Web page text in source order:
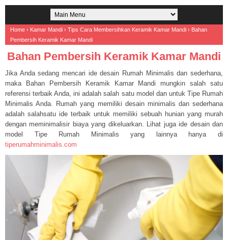
Home › Kamar Mandi › Tips Cara Membersihkan Keramik Kamar Mandi › Bahan
Pembersih Keramik Kamar Mandi
Bahan Pembersih Keramik Kamar Mandi
Jika Anda sedang mencari ide desain Rumah Minimalis dan sederhana,
maka Bahan Pembersih Keramik Kamar Mandi mungkin salah satu
referensi terbaik Anda, ini adalah salah satu model dan untuk Tipe Rumah
Minimalis Anda. Rumah yang memiliki desain minimalis dan sederhana
adalah salahsatu ide terbaik untuk memiliki sebuah hunian yang murah
dengan meminimalisir biaya yang dikeluarkan. Lihat juga ide desain dan
model Tipe Rumah Minimalis yang lainnya hanya di
tiperumahminimalis.com